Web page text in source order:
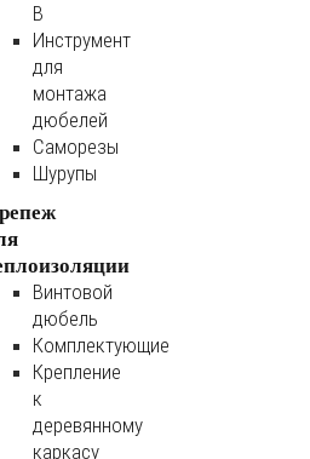
B
Инструмент
для
монтажа
дюбелей
Саморезы
Шурупы
Винтовой
дюбель
Комплектующие
Крепление
к
деревянному
каркасу